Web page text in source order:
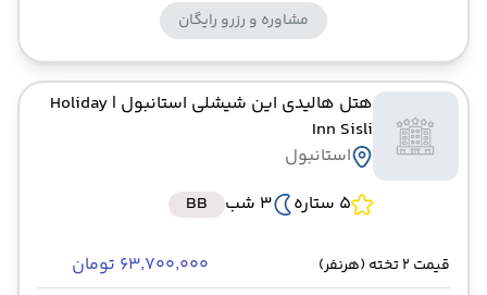
مشاوره و رزرو رایگان
هتل هالیدی این شیشلی استانبول | Holiday
Inn Sisli
استانبول
5 ستاره
3 شب BB
قیمت 2 تخته (هرنفر) ۶۳٬۷۰۰٬۰۰۰ تومان